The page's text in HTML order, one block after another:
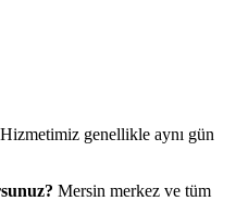
Hizmetimiz genellikle aynı gün
Mersin merkez ve tüm